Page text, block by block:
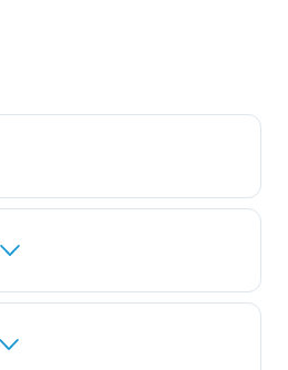
تفاصيل مهمة تظهر في تنبيهاتك عند
هناك الكثير مما يحدث؟ نتفهم ذلك.
التعرف على حركات متشابهة خلال فترة
تنبيه